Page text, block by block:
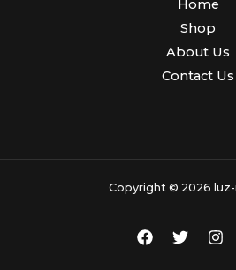
Home
Shop
About Us
Contact Us
Copyright © 2026